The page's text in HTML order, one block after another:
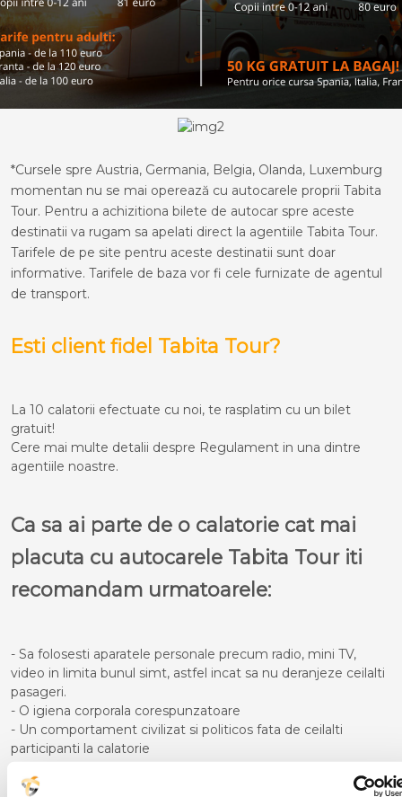
*Cursele spre Austria, Germania, Belgia, Olanda, Luxemburg
momentan nu se mai operează cu autocarele proprii Tabita
Tour. Pentru a achizitiona bilete de autocar spre aceste
destinatii va rugam sa apelati direct la agentiile Tabita Tour.
Tarifele de pe site pentru aceste destinatii sunt doar
informative. Tarifele de baza vor fi cele furnizate de agentul
de transport.
Esti client fidel Tabita Tour?
La 10 calatorii efectuate cu noi, te rasplatim cu un bilet
gratuit!
Cere mai multe detalii despre Regulament in una dintre
agentiile noastre.
Ca sa ai parte de o calatorie cat mai
placuta cu autocarele Tabita Tour iti
recomandam urmatoarele:
- Sa folosesti aparatele personale precum radio, mini TV,
video in limita bunul simt, astfel incat sa nu deranjeze ceilalti
pasageri.
- O igiena corporala corespunzatoare
- Un comportament civilizat si politicos fata de ceilalti
participanti la calatorie
autocarului atata timp cat acesta se afla in miscare